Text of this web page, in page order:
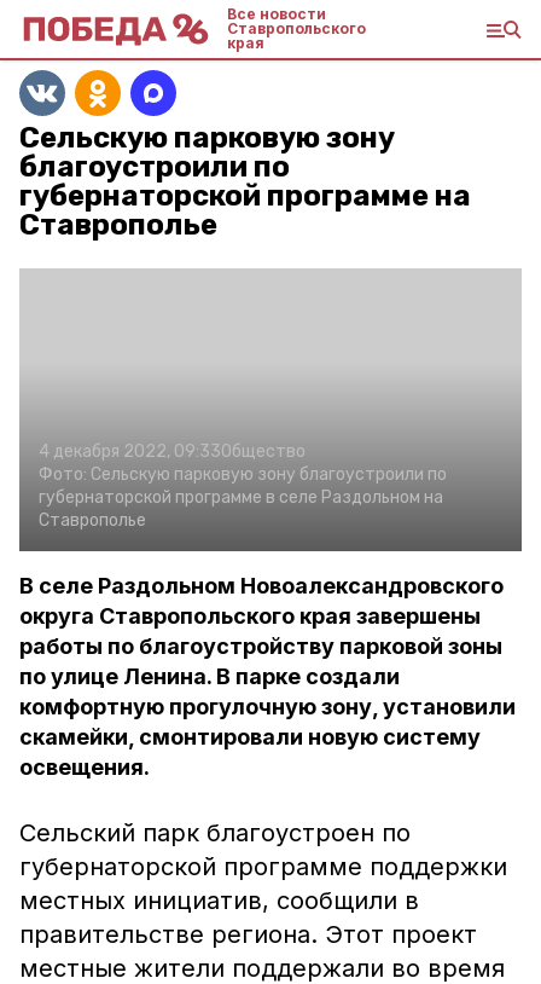
Все новости
Ставропольского
края
Сельскую парковую зону
благоустроили по
губернаторской программе на
Ставрополье
4 декабря 2022, 09:33Общество
Фото: Сельскую парковую зону благоустроили по
губернаторской программе в селе Раздольном на
Ставрополье
В селе Раздольном Новоалександровского
округа Ставропольского края завершены
работы по благоустройству парковой зоны
по улице Ленина. В парке создали
комфортную прогулочную зону, установили
скамейки, смонтировали новую систему
освещения.
Сельский парк благоустроен по
губернаторской программе поддержки
местных инициатив, сообщили в
правительстве региона. Этот проект
местные жители поддержали во время